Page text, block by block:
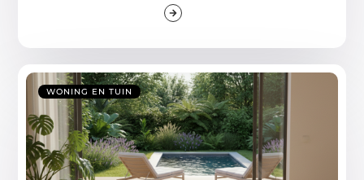
WONING EN TUIN